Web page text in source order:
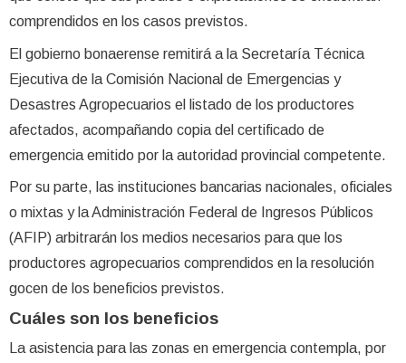
comprendidos en los casos previstos.
El gobierno bonaerense remitirá a la Secretaría Técnica
Ejecutiva de la Comisión Nacional de Emergencias y
Desastres Agropecuarios el listado de los productores
afectados, acompañando copia del certificado de
emergencia emitido por la autoridad provincial competente.
Por su parte, las instituciones bancarias nacionales, oficiales
o mixtas y la Administración Federal de Ingresos Públicos
(AFIP) arbitrarán los medios necesarios para que los
productores agropecuarios comprendidos en la resolución
gocen de los beneficios previstos.
Cuáles son los beneficios
La asistencia para las zonas en emergencia contempla, por